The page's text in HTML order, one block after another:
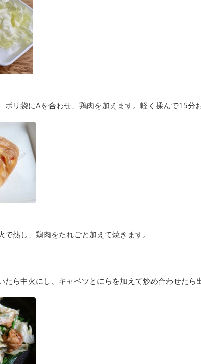
ポリ袋にAを合わせ、鶏肉を加えます。軽く揉んで15分お
熱し、鶏肉をたれごと加えて焼きます。
ら中火にし、キャベツとにらを加えて炒め合わせたら